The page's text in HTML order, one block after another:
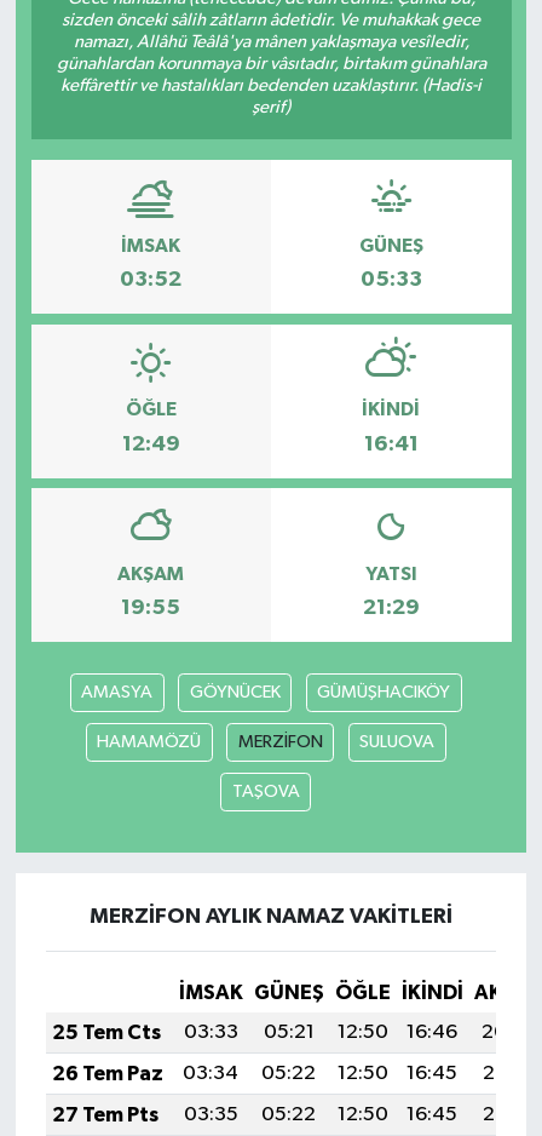
sizden önceki sâlih zâtların âdetidir. Ve muhakkak gece
namazı, Allâhü Teâlâ'ya mânen yaklaşmaya vesîledir,
günahlardan korunmaya bir vâsıtadır, birtakım günahlara
keffârettir ve hastalıkları bedenden uzaklaştırır. (Hadis-i
şerif)
İMSAK
03:52
GÜNEŞ
05:33
ÖĞLE
12:49
İKINDI
16:41
AKŞAM
19:55
YATSI
21:29
AMASYA GÖYNÜCEK GÜMÜŞHACIKÖY
HAMAMÖZÜ MERZİFON SULUOVA
TAŞOVA
MERZİFON AYLIK NAMAZ VAKITLERI
İMSAK GÜNEŞ ÖĞLE İKINDI
25 Tem Cts
03:33 05:21 12:50 16:46
20:09
26 Tem Paz
03:34 05:22 12:50 16:45
20:08
27 Tem Pts
03:35 05:22 12:50 16:45
20:07